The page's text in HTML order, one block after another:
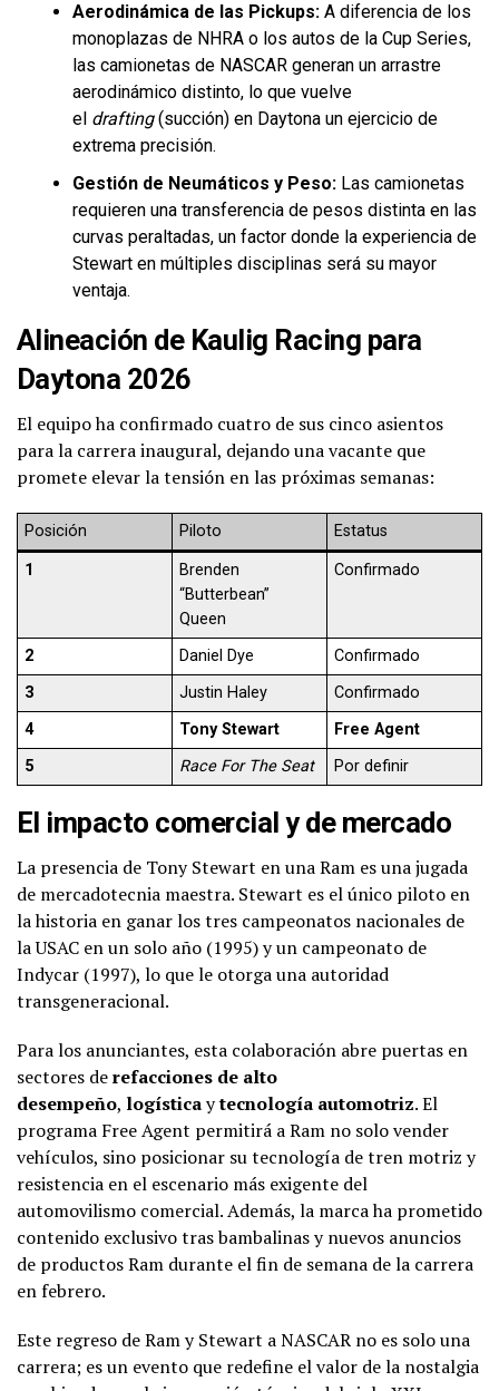
Aerodinámica de las Pickups: A diferencia de los
monoplazas de NHRA o los autos de la Cup Series,
las camionetas de NASCAR generan un arrastre
aerodinámico distinto, lo que vuelve
el drafting(succión) en Daytona un ejercicio de
extrema precisión.
Gestión de Neumáticos y Peso: Las camionetas
requieren una transferencia de pesos distinta en las
curvas peraltadas, un factor donde la experiencia de
Stewart en múltiples disciplinas será su mayor
ventaja.
Alineación de Kaulig Racing para
Daytona 2026
El equipo ha confirmado cuatro de sus cinco asientos
para la carrera inaugural, dejando una vacante que
promete elevar la tensión en las próximas semanas:
Posición Piloto Estatus
1
Brenden
“Butterbean”
Queen
Confirmado
2 Daniel Dye
Confirmado
3
Justin Haley
Confirmado
4
Tony Stewart
Free Agent
5
Race For The Seat Por definir
El impacto comercial y de mercado
La presencia de Tony Stewart en una Ram es una jugada
de mercadotecnia maestra. Stewart es el único piloto en
la historia en ganar los tres campeonatos nacionales de
la USAC en un solo año (1995) y un campeonato de
Indycar (1997), lo que le otorga una autoridad
transgeneracional.
Para los anunciantes, esta colaboración abre puertas en
sectores derefacciones de alto
desempeño, logísticaytecnología automotriz. El
programa Free Agent permitirá a Ram no solo vender
vehículos, sino posicionar su tecnología de tren motriz y
resistencia en el escenario más exigente del
automovilismo comercial. Además, la marca ha prometido
contenido exclusivo tras bambalinas y nuevos anuncios
de productos Ram durante el fin de semana de la carrera
en febrero.
Este regreso de Ram y Stewart a NASCAR no es solo una
carrera; es un evento que redefine el valor de la nostalgia